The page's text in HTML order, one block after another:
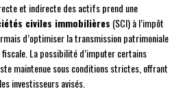
et indirecte des actifs prend une
civiles immobilières (SCI) à l’impôt
d’optimiser la transmission patrimoniale
La possibilité d’imputer certains
maintenue sous conditions strictes, offrant
investisseurs avisés.